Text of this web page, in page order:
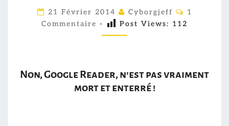
G
E
W
S
21 Février 2014 Cyborgjeff
C
M
I
1
Commentaire - Post Views: 112
Non, Google Reader, n’est pas vraiment
mort et enterré !